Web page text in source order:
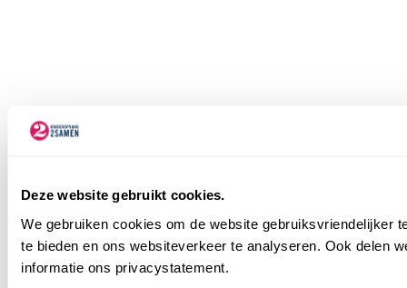
Deze website gebruikt cookies.
We gebruiken cookies om de website gebruiksvriendelijker
te bieden en ons websiteverkeer te analyseren. Ook delen
informatie ons privacystatement.